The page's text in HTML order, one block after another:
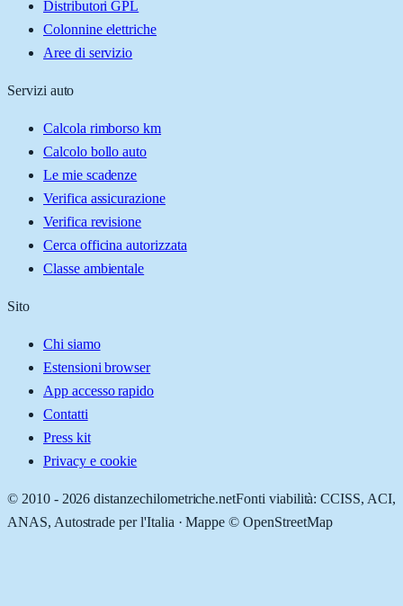
Distributori GPL
Colonnine elettriche
Aree di servizio
Servizi auto
Calcola rimborso km
Calcolo bollo auto
Le mie scadenze
Verifica assicurazione
Verifica revisione
Cerca officina autorizzata
Classe ambientale
Sito
Chi siamo
Estensioni browser
App accesso rapido
Contatti
Press kit
Privacy e cookie
© 2010 - 2026 distanzechilometriche.netFonti viabilità: CCISS, ACI,
ANAS, Autostrade per l'Italia · Mappe © OpenStreetMap